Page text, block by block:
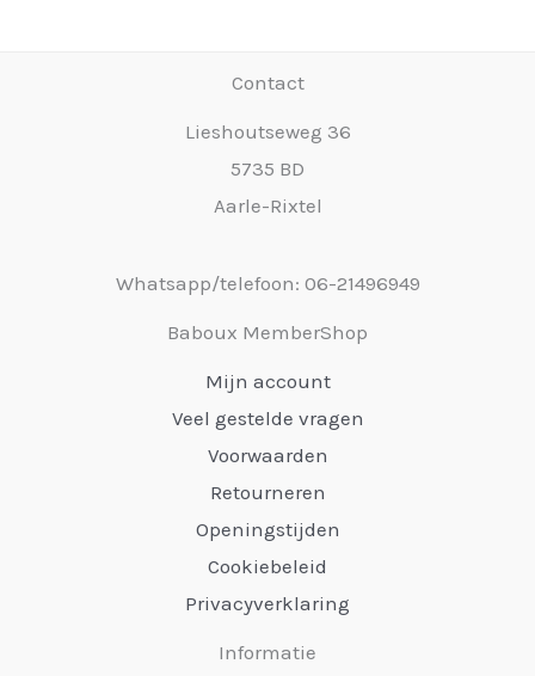
Contact
Lieshoutseweg 36
5735 BD
Aarle-Rixtel
Whatsapp/telefoon: 06-21496949
Baboux MemberShop
Mijn account
Veel gestelde vragen
Voorwaarden
Retourneren
Openingstijden
Cookiebeleid
Privacyverklaring
Informatie